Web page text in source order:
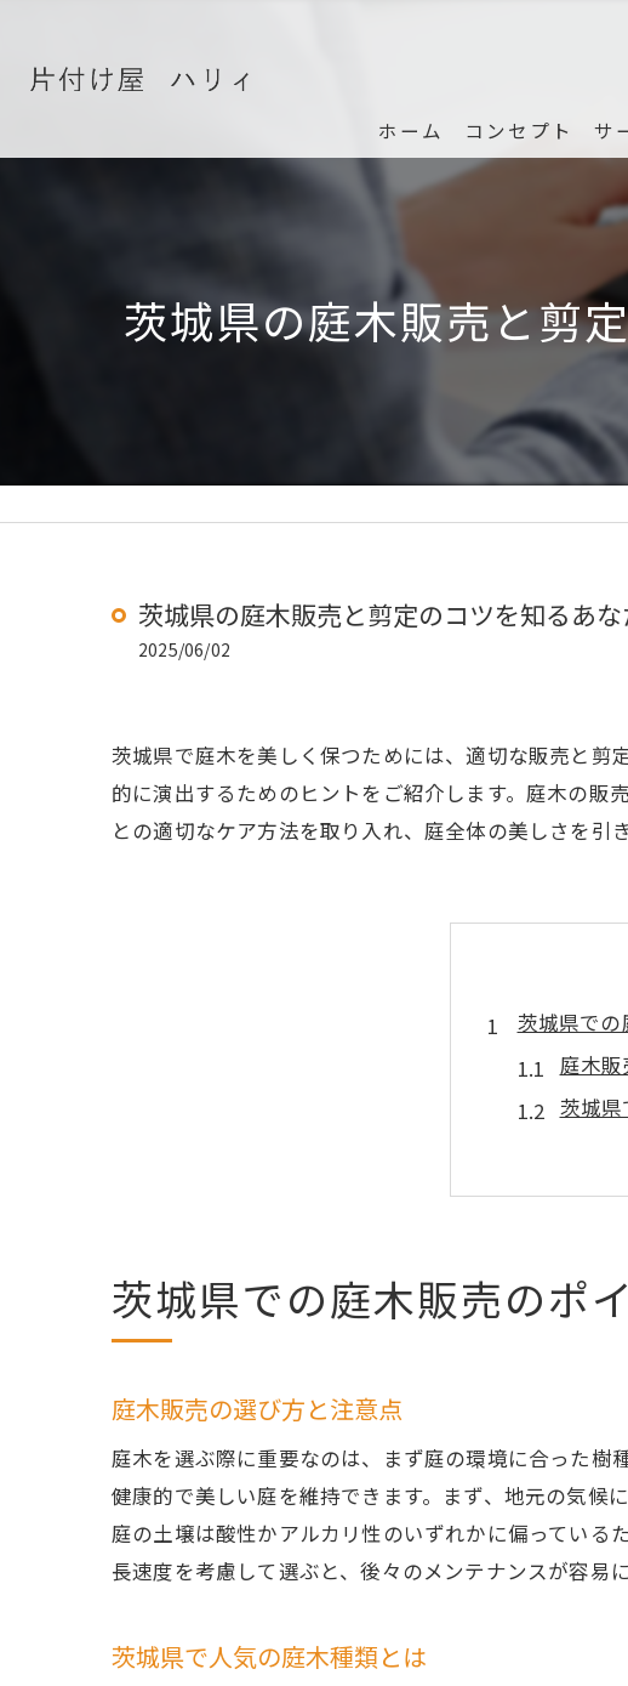
ホーム コンセプト サ
茨城県の庭木販売と剪
茨城県の庭木販売と剪定のコツを知るあ
2025/06/02
茨城県で庭木を美しく保つためには、適切な販売と剪
的に演出するためのヒントをご紹介します。庭木の販
との適切なケア方法を取り入れ、庭全体の美しさを引
茨城県で
庭木
茨城
庭木
茨城
初心
庭木剪定
庭木
プロ
庭木
健康
茨城県での庭木販売のポ
庭木販売の選び方と注意点
庭木を選ぶ際に重要なのは、まず庭の環境に合った樹
健康的で美しい庭を維持できます。まず、地元の気候
庭の土壌は酸性かアルカリ性のいずれかに偏っている
長速度を考慮して選ぶと、後々のメンテナンスが容易
茨城県で人気の庭木種類とは